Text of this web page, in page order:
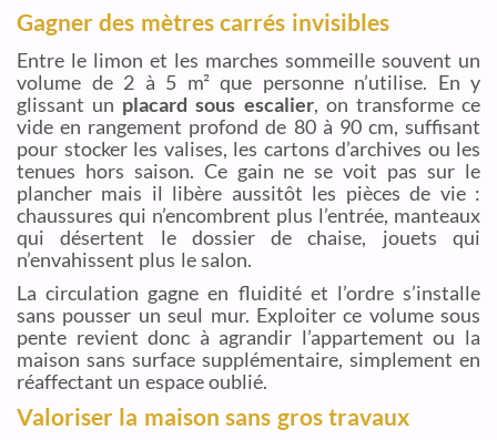
Gagner des mètres carrés invisibles
Entre le limon et les marches sommeille souvent un
volume de 2 à 5 m² que personne n’utilise. En y
glissant un placard sous escalier, on transforme ce
vide en rangement profond de 80 à 90 cm, suffisant
pour stocker les valises, les cartons d’archives ou les
tenues hors saison. Ce gain ne se voit pas sur le
plancher mais il libère aussitôt les pièces de vie :
chaussures qui n’encombrent plus l’entrée, manteaux
qui désertent le dossier de chaise, jouets qui
n’envahissent plus le salon.
La circulation gagne en fluidité et l’ordre s’installe
sans pousser un seul mur. Exploiter ce volume sous
pente revient donc à agrandir l’appartement ou la
maison sans surface supplémentaire, simplement en
réaffectant un espace oublié.
Valoriser la maison sans gros travaux